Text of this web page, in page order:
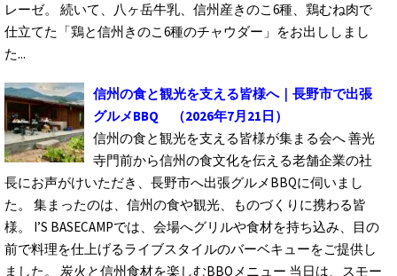
レーゼ。 続いて、八ヶ岳牛乳、信州産きのこ6種、鶏むね肉で
仕立てた「鶏と信州きのこ6種のチャウダー」をお出ししまし
た...
信州の食と観光を支える皆様へ｜長野市で出張
グルメBBQ
（2026年7月21日）
信州の食と観光を支える皆様が集まる会へ 善光
寺門前から信州の食文化を伝える老舗企業の社
長にお声がけいただき、長野市へ出張グルメBBQに伺いまし
た。 集まったのは、信州の食や観光、ものづくりに携わる皆
様。 I’S BASECAMPでは、会場へグリルや食材を持ち込み、目の
前で料理を仕上げるライブスタイルのバーベキューをご提供し
ました。 炭火と信州食材を楽しむBBQメニュー 当日は、スモー